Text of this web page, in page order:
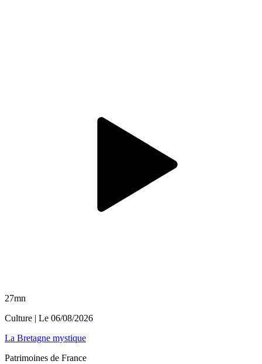
27mn
Culture | Le 06/08/2026
La Bretagne mystique
Patrimoines de France